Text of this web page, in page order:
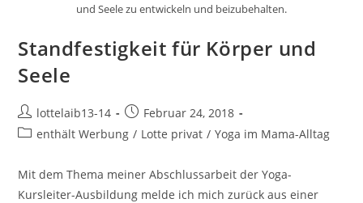
und Seele zu entwickeln und beizubehalten.
Standfestigkeit für Körper und
Seele
Beitrags-
Autor:
lottelaib13-14
Beitrag
veröffentlicht:
Februar 24, 2018
Beitrags-
enthält Werbung / Lotte privat / Yoga im Mama-Alltag
Mit dem Thema meiner Abschlussarbeit der Yoga-
Kursleiter-Ausbildung melde ich mich zurück aus einer